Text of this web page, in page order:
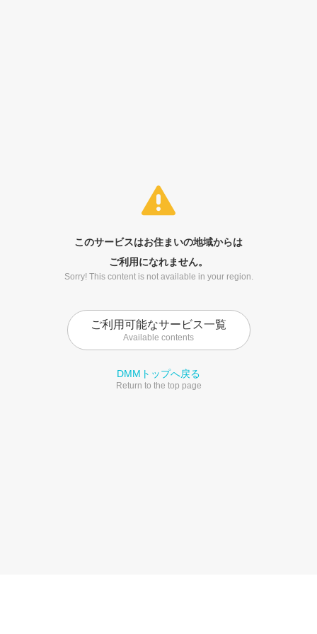
このサービスはお住まいの地域からは
ご利用になれません。
Sorry! This content is not available in your region.
ご利用可能なサービス一覧
Available contents
DMMトップへ戻る
Return to the top page